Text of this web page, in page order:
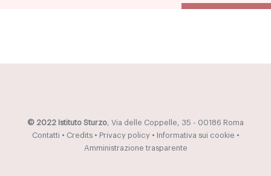
© 2022 Istituto Sturzo, Via delle Coppelle, 35 - 00186 Roma
Contatti • Credits• Privacy policy• Informativa sui cookie •
Amministrazione trasparente